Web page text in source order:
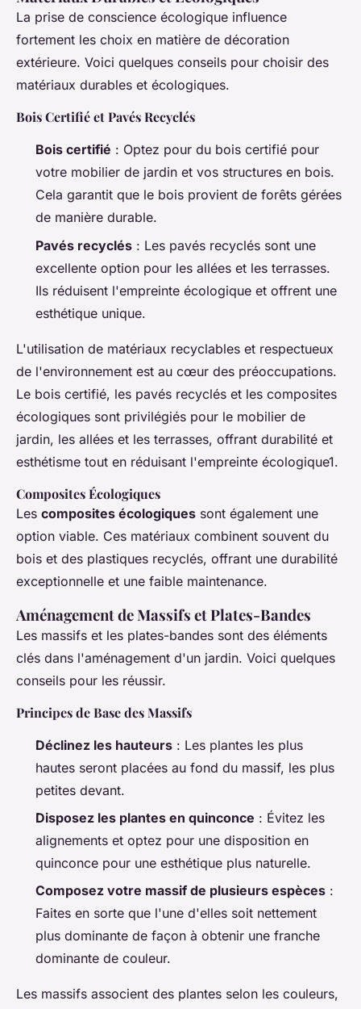
La prise de conscience écologique influence
fortement les choix en matière de décoration
extérieure. Voici quelques conseils pour choisir des
matériaux durables et écologiques.
Bois Certifié et Pavés Recyclés
Bois certifié : Optez pour du bois certifié pour
votre mobilier de jardin et vos structures en bois.
Cela garantit que le bois provient de forêts gérées
de manière durable.
Pavés recyclés : Les pavés recyclés sont une
excellente option pour les allées et les terrasses.
Ils réduisent l'empreinte écologique et offrent une
esthétique unique.
L'utilisation de matériaux recyclables et respectueux
de l'environnement est au cœur des préoccupations.
Le bois certifié, les pavés recyclés et les composites
écologiques sont privilégiés pour le mobilier de
jardin, les allées et les terrasses, offrant durabilité et
esthétisme tout en réduisant l'empreinte écologique1.
Composites Écologiques
Les composites écologiques sont également une
option viable. Ces matériaux combinent souvent du
bois et des plastiques recyclés, offrant une durabilité
exceptionnelle et une faible maintenance.
Aménagement de Massifs et Plates-Bandes
Les massifs et les plates-bandes sont des éléments
clés dans l'aménagement d'un jardin. Voici quelques
conseils pour les réussir.
Principes de Base des Massifs
Déclinez les hauteurs : Les plantes les plus
hautes seront placées au fond du massif, les plus
petites devant.
Disposez les plantes en quinconce : Évitez les
alignements et optez pour une disposition en
quinconce pour une esthétique plus naturelle.
Composez votre massif de plusieurs espèces :
Faites en sorte que l'une d'elles soit nettement
plus dominante de façon à obtenir une franche
dominante de couleur.
Les massifs associent des plantes selon les couleurs,